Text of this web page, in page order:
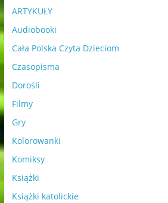
ARTYKUŁY
Audiobooki
Cała Polska Czyta Dzieciom
Czasopisma
Dorośli
Filmy
Gry
Kolorowanki
Komiksy
Książki
Książki katolickie